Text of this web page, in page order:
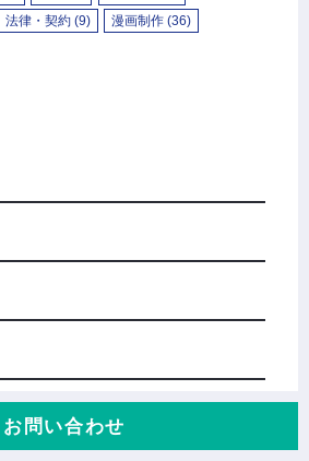
お問い合わせ
法律・契約 (9) 漫画制作 (36)